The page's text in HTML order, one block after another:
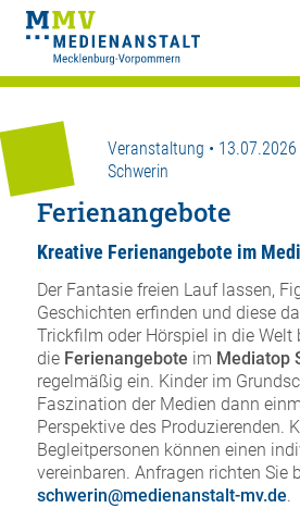
Veranstaltung •
Schwerin
Ferienangebote
Kreative Ferienangebote im
Der Fantasie freien Lauf lassen,
Geschichten erfinden und diese
Trickfilm oder Hörspiel in die Welt
die Ferienangebote im Mediatop
regelmäßig ein. Kinder im
Faszination der Medien dann
Perspektive des Produzierenden.
Begleitpersonen können einen
vereinbaren. Anfragen richten Sie
schwerin@medienanstalt-mv.de.